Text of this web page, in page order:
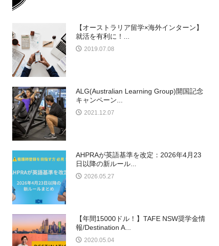
【オーストラリア留学×海外インターン】
就活を有利に！...
2019.07.08
ALG(Australian Learning Group)開国記念
キャンペーン...
2021.12.07
AHPRAが英語基準を改定：2026年4月23
日以降の新ルール...
2026.05.27
【年間15000ドル！】TAFE NSW奨学金情
報/Destination A...
2020.05.04